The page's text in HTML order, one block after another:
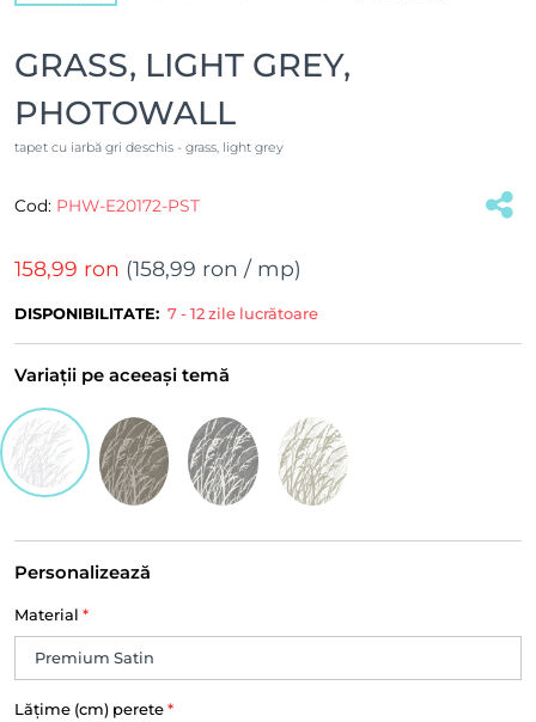
GRASS, LIGHT GREY,
PHOTOWALL
tapet cu iarbă gri deschis - grass, light grey
Cod: PHW-E20172-PST
158,99 ron (158,99 ron / mp)
DISPONIBILITATE: 7 - 12 zile lucrătoare
Variații pe aceeași temă
Personalizează
Material *
Lățime (cm) perete *